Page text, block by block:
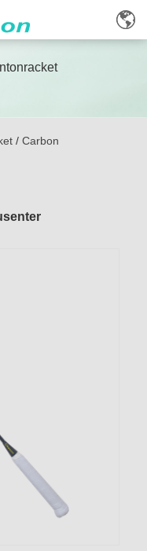
/ Carbon